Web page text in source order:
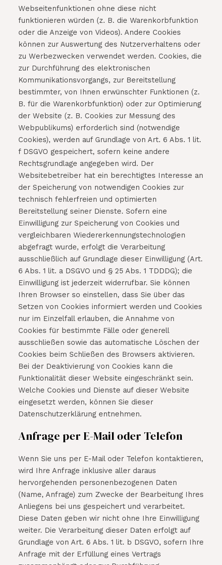
Webseitenfunktionen ohne diese nicht
funktionieren würden (z. B. die Warenkorbfunktion
oder die Anzeige von Videos). Andere Cookies
können zur Auswertung des Nutzerverhaltens oder
zu Werbezwecken verwendet werden. Cookies, die
zur Durchführung des elektronischen
Kommunikationsvorgangs, zur Bereitstellung
bestimmter, von Ihnen erwünschter Funktionen (z.
B. für die Warenkorbfunktion) oder zur Optimierung
der Website (z. B. Cookies zur Messung des
Webpublikums) erforderlich sind (notwendige
Cookies), werden auf Grundlage von Art. 6 Abs. 1 lit.
f DSGVO gespeichert, sofern keine andere
Rechtsgrundlage angegeben wird. Der
Websitebetreiber hat ein berechtigtes Interesse an
der Speicherung von notwendigen Cookies zur
technisch fehlerfreien und optimierten
Bereitstellung seiner Dienste. Sofern eine
Einwilligung zur Speicherung von Cookies und
vergleichbaren Wiedererkennungstechnologien
abgefragt wurde, erfolgt die Verarbeitung
ausschließlich auf Grundlage dieser Einwilligung (Art.
6 Abs. 1 lit. a DSGVO und § 25 Abs. 1 TDDDG); die
Einwilligung ist jederzeit widerrufbar. Sie können
Ihren Browser so einstellen, dass Sie über das
Setzen von Cookies informiert werden und Cookies
nur im Einzelfall erlauben, die Annahme von
Cookies für bestimmte Fälle oder generell
ausschließen sowie das automatische Löschen der
Cookies beim Schließen des Browsers aktivieren.
Bei der Deaktivierung von Cookies kann die
Funktionalität dieser Website eingeschränkt sein.
Welche Cookies und Dienste auf dieser Website
eingesetzt werden, können Sie dieser
Datenschutzerklärung entnehmen.
Anfrage per E-Mail oder Telefon
Wenn Sie uns per E-Mail oder Telefon kontaktieren,
wird Ihre Anfrage inklusive aller daraus
hervorgehenden personenbezogenen Daten
(Name, Anfrage) zum Zwecke der Bearbeitung Ihres
Anliegens bei uns gespeichert und verarbeitet.
Diese Daten geben wir nicht ohne Ihre Einwilligung
weiter. Die Verarbeitung dieser Daten erfolgt auf
Grundlage von Art. 6 Abs. 1 lit. b DSGVO, sofern Ihre
Anfrage mit der Erfüllung eines Vertrags